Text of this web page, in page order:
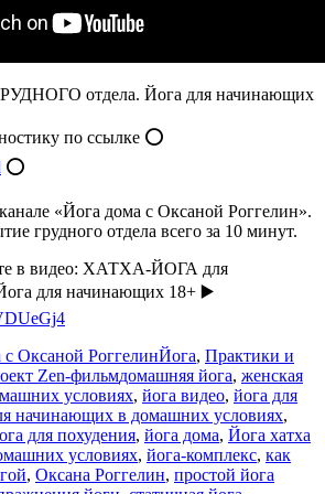
отдела. Йога для начинающих
по ссылке ⭕
⭕
«Йога дома с Оксаной Роггелин».
грудного отдела всего за 10 минут.
в видео: ХАТХА-ЙОГА для
для начинающих 18+ ▶️
Оксаной РоггелинРубрики
Йога, Практики и
Zen-фильмМетки
домашняя йога, женская
условиях, йога видео, йога для
начинающих в домашних условиях,
для похудения, йога дома, Йога хатха
условиях, йога-комплекс, как
, Оксана Роггелин, простой йога